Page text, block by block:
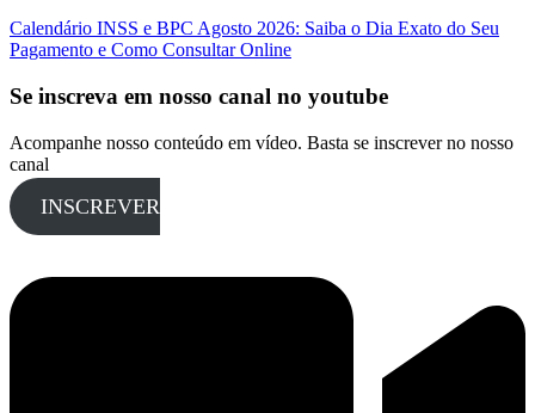
Calendário INSS e BPC Agosto 2026: Saiba o Dia Exato do Seu
Pagamento e Como Consultar Online
Se inscreva em nosso canal no youtube
Acompanhe nosso conteúdo em vídeo. Basta se inscrever no nosso
canal
INSCREVER